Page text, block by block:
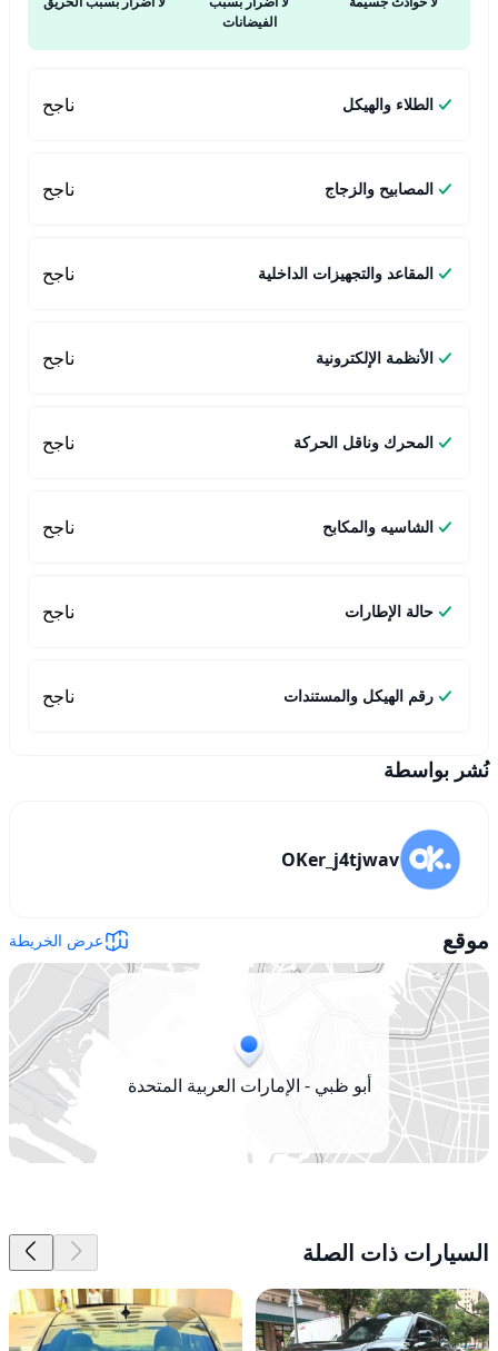
الفيضانات
الطلاء والهيكل ناجح
المصابيح والزجاج ناجح
المقاعد والتجهيزات الداخلية ناجح
الأنظمة الإلكترونية ناجح
المحرك وناقل الحركة ناجح
الشاسيه والمكابح ناجح
حالة الإطارات ناجح
رقم الهيكل والمستندات ناجح
نُشر بواسطة
OKer_j4tjwav
موقع عرض الخريطة
أبو ظبي - الإمارات العربية المتحدة
السيارات ذات الصلة